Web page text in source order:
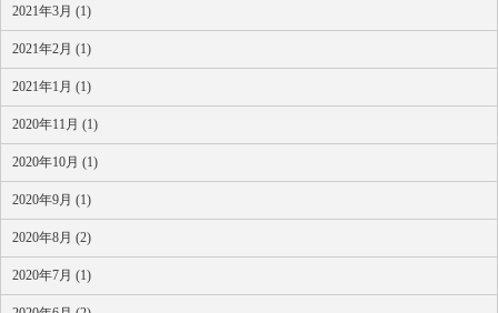
2021年3月 (1)
2021年2月 (1)
2021年1月 (1)
2020年11月 (1)
2020年10月 (1)
2020年9月 (1)
2020年8月 (2)
2020年7月 (1)